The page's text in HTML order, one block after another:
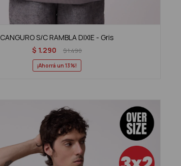
CANGURO S/C RAMBLA DIXIE - Gris
$ 1.290 $1.490
13